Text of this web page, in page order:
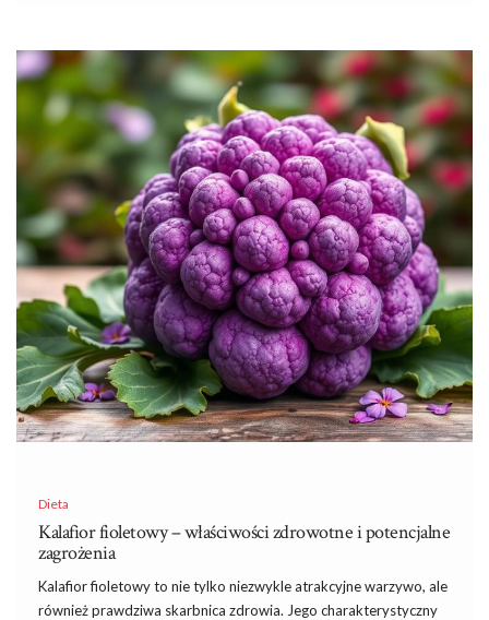
Dieta
Kalafior fioletowy – właściwości zdrowotne i potencjalne
zagrożenia
Kalafior fioletowy to nie tylko niezwykle atrakcyjne warzywo, ale
również prawdziwa skarbnica zdrowia. Jego charakterystyczny